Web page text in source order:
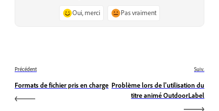
Oui, merci Pas vraiment
Précédent
Formats de fichier pris en charge
Suiv.
Problème lors de l'utilisation du
titre animé OutdoorLabel